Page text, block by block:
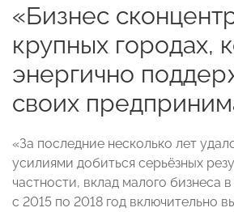
«Бизнес
крупных городах,
энергично
своих
«За последние несколько лет
усилиями добиться серьёзных
частности, вклад малого бизнеса
с 2015 по 2018 год включительно